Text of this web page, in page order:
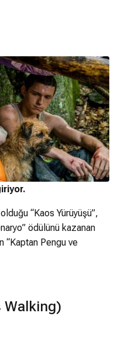
“Kaos Yürüyüşü”,
ödülünü kazanan
“Kaptan Pengu ve
Walking)